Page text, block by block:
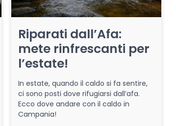
Riparati dall’Afa:
mete rinfrescanti per
l’estate!
In estate, quando il caldo si fa sentire,
ci sono posti dove rifugiarsi dall’afa.
Ecco dove andare con il caldo in
Campania!